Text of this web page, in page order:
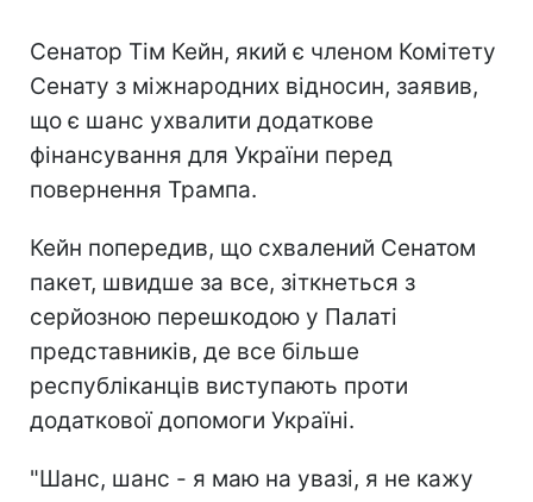
Сенатор Тім Кейн, який є членом Комітету
Сенату з міжнародних відносин, заявив,
що є шанс ухвалити додаткове
фінансування для України перед
повернення Трампа.
Кейн попередив, що схвалений Сенатом
пакет, швидше за все, зіткнеться з
серйозною перешкодою у Палаті
представників, де все більше
республіканців виступають проти
додаткової допомоги Україні.
"Шанс, шанс - я маю на увазі, я не кажу